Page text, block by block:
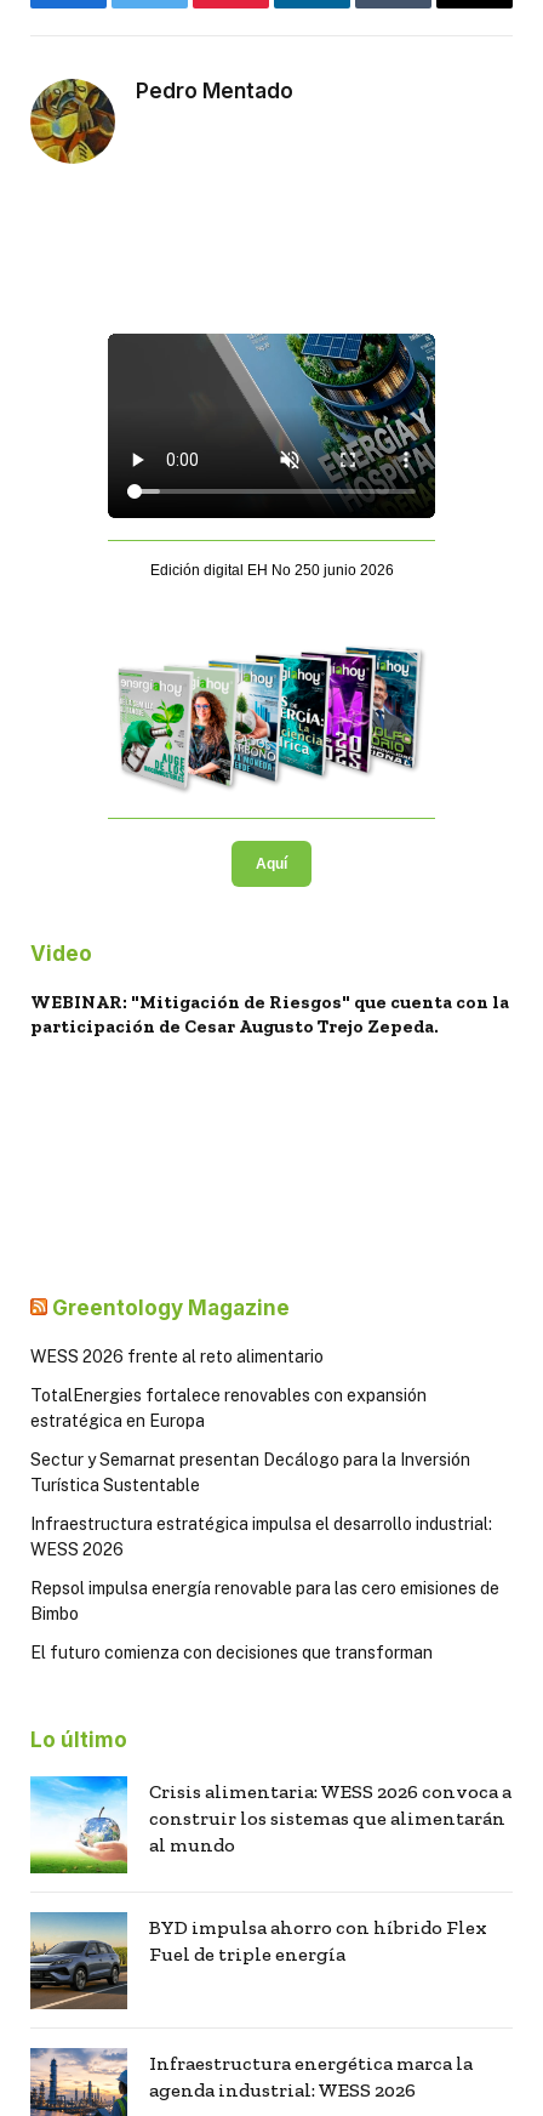
FacebookTwitter Pinterest LinkedInTumblr Email
Pedro Mentado
Edición digital EH No 250 junio 2026
Aquí
Video
WEBINAR: "Mitigación de Riesgos" que cuenta con la
participación de Cesar Augusto Trejo Zepeda.
Greentology Magazine
WESS 2026 frente al reto alimentario
TotalEnergies fortalece renovables con expansión
estratégica en Europa
Sectur y Semarnat presentan Decálogo para la Inversión
Turística Sustentable
Infraestructura estratégica impulsa el desarrollo industrial:
WESS 2026
Repsol impulsa energía renovable para las cero emisiones de
Bimbo
El futuro comienza con decisiones que transforman
Lo último
Crisis alimentaria: WESS 2026 convoca a
construir los sistemas que alimentarán
al mundo
BYD impulsa ahorro con híbrido Flex
Fuel de triple energía
Infraestructura energética marca la
agenda industrial: WESS 2026